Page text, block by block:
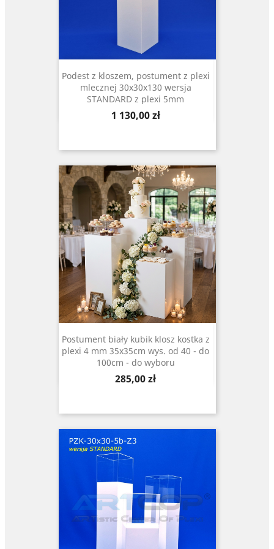
Podest z kloszem, postument z plexi
mlecznej 30x30x130 wersja
STANDARD z plexi 5mm
Cena
1 130,00 zł
Postument biały kubik klosz kostka z
plexi 4 mm 35x35cm wys. od 40 - do
100cm - do wyboru
Cena
285,00 zł